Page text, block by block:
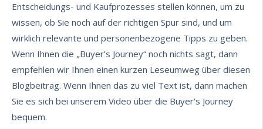
Entscheidungs- und Kaufprozesses stellen können, um zu
wissen, ob Sie noch auf der richtigen Spur sind, und um
wirklich relevante und personenbezogene Tipps zu geben.
Wenn Ihnen die „Buyer’s Journey“ noch nichts sagt, dann
empfehlen wir Ihnen einen kurzen Leseumweg über diesen
Blogbeitrag. Wenn Ihnen das zu viel Text ist, dann machen
Sie es sich bei unserem Video über die Buyer's Journey
bequem.